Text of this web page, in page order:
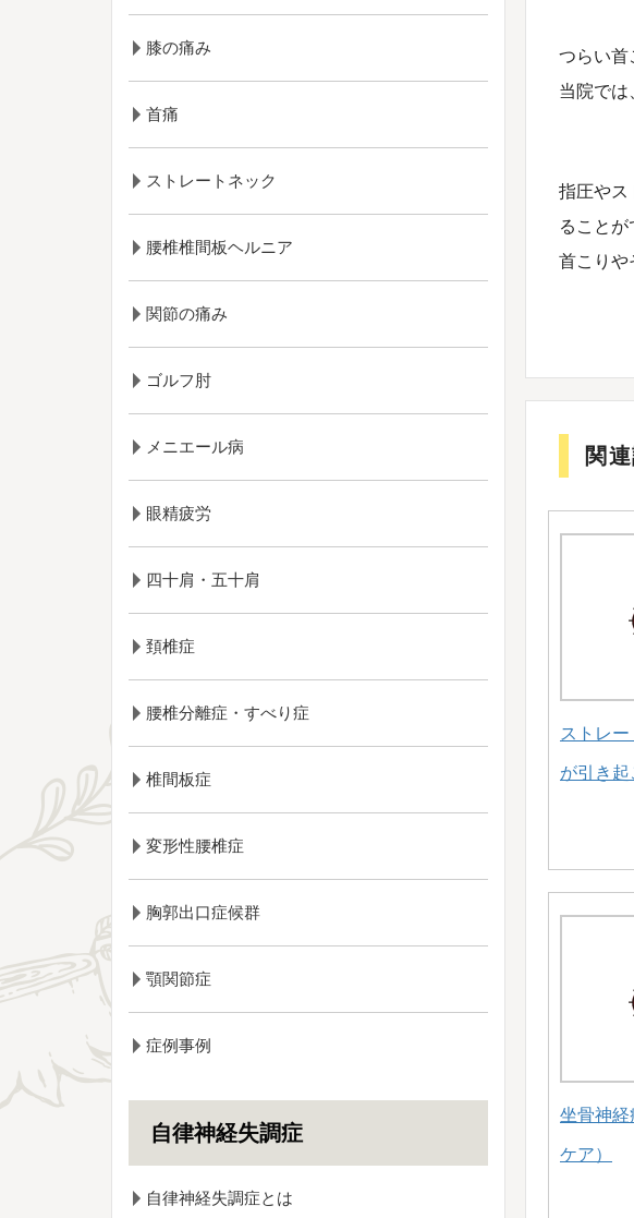
つらい首
当院では
指圧やス
ることが
首こりや
関
ストレ
が引き起
坐骨神経
ケア）
膝の痛み
首痛
ストレートネック
腰椎椎間板ヘルニア
関節の痛み
ゴルフ肘
メニエール病
眼精疲労
四十肩・五十肩
頚椎症
腰椎分離症・すべり症
椎間板症
変形性腰椎症
胸郭出口症候群
顎関節症
症例事例
自律神経失調症
自律神経失調症とは